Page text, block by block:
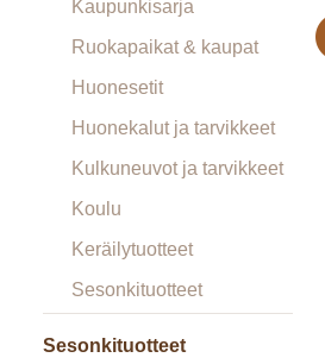
Kaupunkisarja
Ruokapaikat & kaupat
Huonesetit
Huonekalut ja tarvikkeet
Kulkuneuvot ja tarvikkeet
Koulu
Keräilytuotteet
Sesonkituotteet
Sesonkituotteet